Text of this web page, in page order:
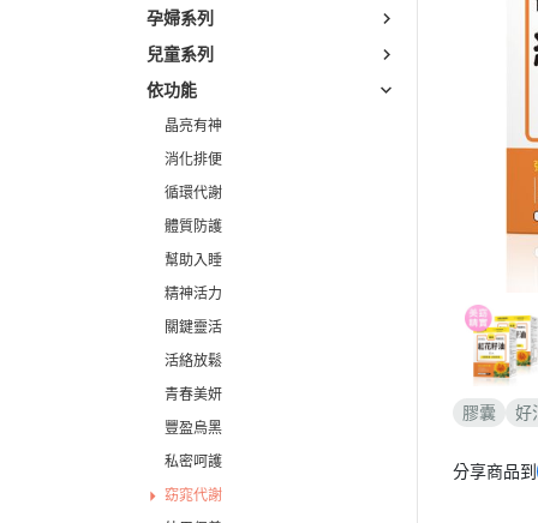
孕婦系列
兒童系列
依功能
晶亮有神
消化排便
循環代謝
體質防護
幫助入睡
精神活力
關鍵靈活
活絡放鬆
青春美妍
豐盈烏黑
私密呵護
窈窕代謝
膠囊 好
分享商品到